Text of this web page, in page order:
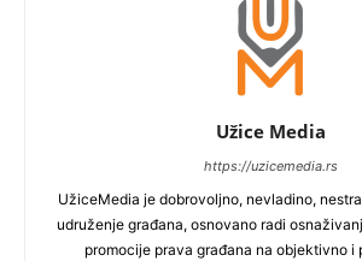
Užice Media
https://uzicemedia.rs
UžiceMedia je dobrovoljno, nevladino,
udruženje građana, osnovano radi
promocije prava građana na objektivno i